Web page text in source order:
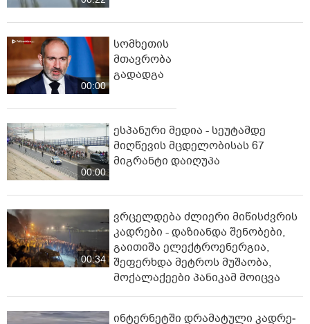
00:00
სომხეთის
მთავრობა
გადადგა
00:00
ესპანური მედია - სეუტამდე
მიღწევის მცდელობისას 67
მიგრანტი დაიღუპა
00:34
ვრცელდება ძლიერი მიწისძვრის
კადრები - დაზიანდა შენობები,
გაითიშა ელექტროენერგია,
შეფერხდა მეტროს მუშაობა,
მოქალაქეები პანიკამ მოიცვა
ინ­ტერ­ნეტ­ში დრა­მა­ტუ­ლი კად­რე­